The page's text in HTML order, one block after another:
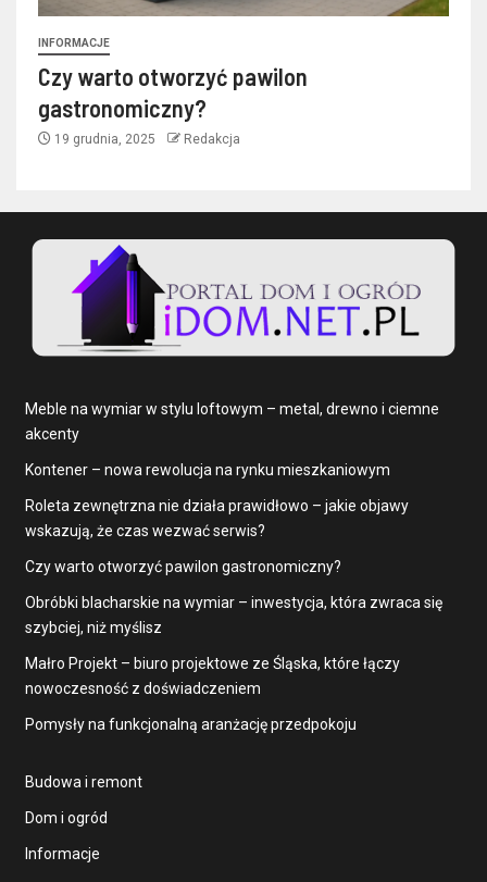
INFORMACJE
Czy warto otworzyć pawilon
gastronomiczny?
19 grudnia, 2025 Redakcja
Meble na wymiar w stylu loftowym – metal, drewno i ciemne
akcenty
Kontener – nowa rewolucja na rynku mieszkaniowym
Roleta zewnętrzna nie działa prawidłowo – jakie objawy
wskazują, że czas wezwać serwis?
Czy warto otworzyć pawilon gastronomiczny?
Obróbki blacharskie na wymiar – inwestycja, która zwraca się
szybciej, niż myślisz
Małro Projekt – biuro projektowe ze Śląska, które łączy
nowoczesność z doświadczeniem
Pomysły na funkcjonalną aranżację przedpokoju
Budowa i remont
Dom i ogród
Informacje